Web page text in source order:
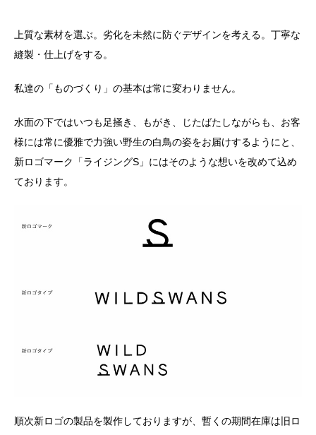
上質な素材を選ぶ。劣化を未然に防ぐデザインを考える。丁寧な
縫製・仕上げをする。
私達の「ものづくり」の基本は常に変わりません。
水面の下ではいつも足掻き、もがき、じたばたしながらも、お客
様には常に優雅で力強い野生の白鳥の姿をお届けするようにと、
新ロゴマーク「ライジングS 」にはそのような想いを改めて込め
ております。
順次新ロゴの製品を製作しておりますが、暫くの期間在庫は旧ロ